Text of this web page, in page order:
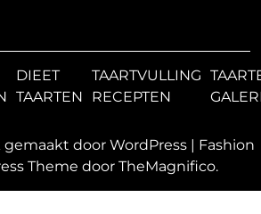
DIEET
TAARTEN
TAARTVULLING
RECEPTEN
door WordPress | Fashion
Theme door TheMagnifico.